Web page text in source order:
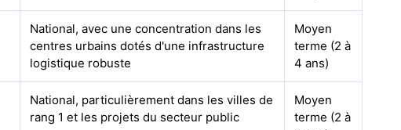
National, avec une concentration dans les
centres urbains dotés d'une infrastructure
logistique robuste
Moyen
terme (2 à
4 ans)
National, particulièrement dans les villes de
rang 1 et les projets du secteur public
Moyen
terme (2 à